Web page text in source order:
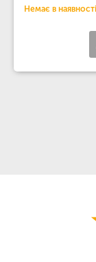
Немає в наявності